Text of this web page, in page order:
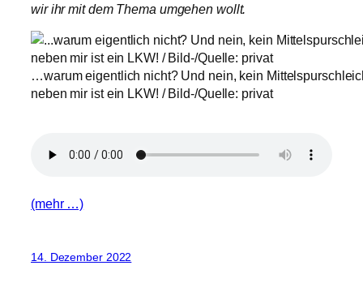
wir ihr mit dem Thema umgehen wollt.
…warum eigentlich nicht? Und nein, kein
neben mir ist ein LKW! / Bild-/Quelle: privat
(mehr …)
14. Dezember 2022